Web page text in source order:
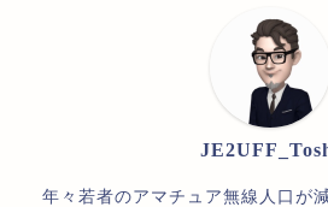
年々若者のアマチュア無線人口が